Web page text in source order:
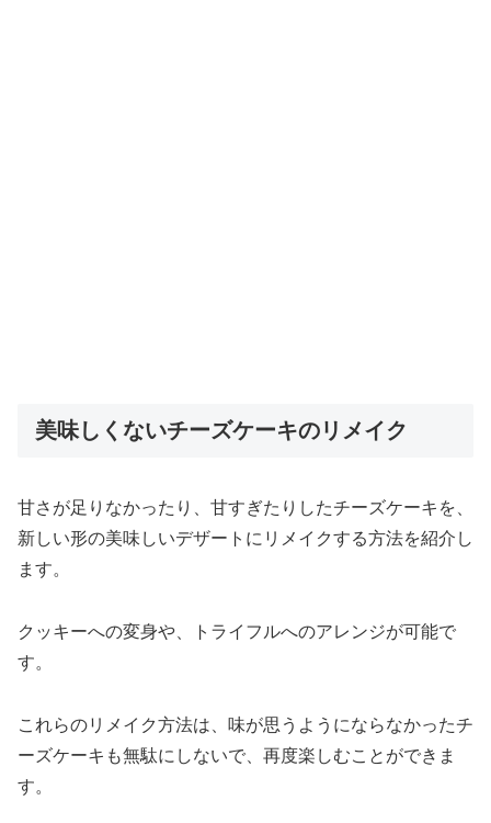
美味しくないチーズケーキのリメイク
甘さが足りなかったり、甘すぎたりしたチーズケーキを、
新しい形の美味しいデザートにリメイクする方法を紹介し
ます。
クッキーへの変身や、トライフルへのアレンジが可能で
す。
これらのリメイク方法は、味が思うようにならなかったチ
ーズケーキも無駄にしないで、再度楽しむことができま
す。